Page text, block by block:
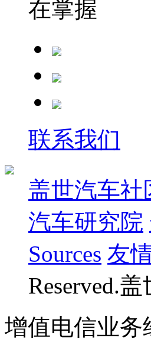
在掌握
联系我们
盖世汽车社
汽车研究院
Sources 友
Reserved.
增值电信业务